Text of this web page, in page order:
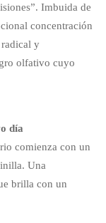
Imbuida de
concentración
y
olfativo cuyo
día
comienza con un
Una
brilla con un